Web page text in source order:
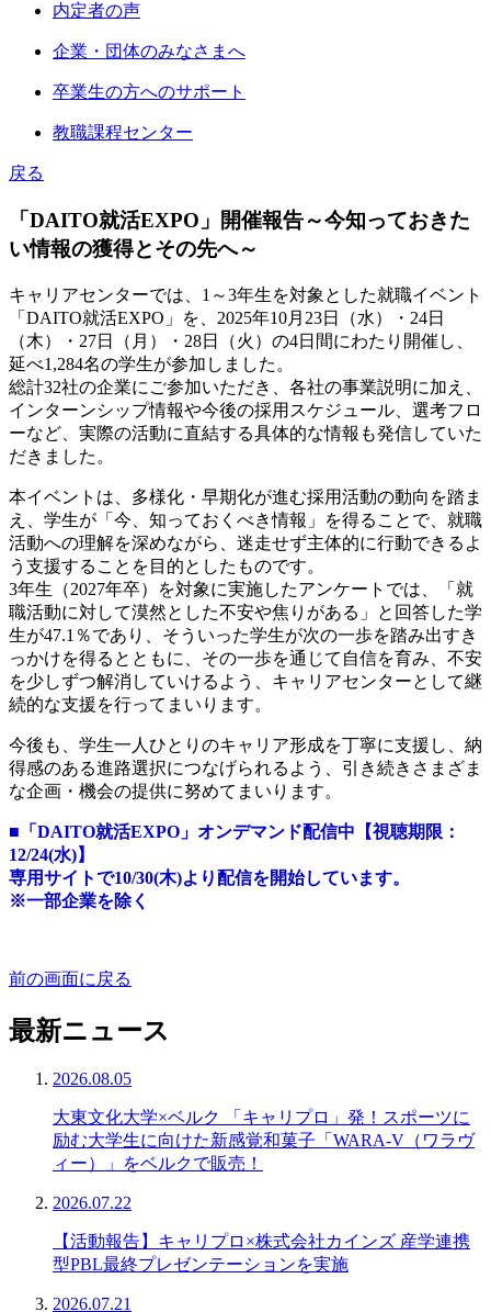
内定者の声
企業・団体のみなさまへ
卒業生の方へのサポート
教職課程センター
戻る
「DAITO就活EXPO」開催報告～今知っておきた
い情報の獲得とその先へ～
キャリアセンターでは、1～3年生を対象とした就職イベント
「DAITO就活EXPO」を、2025年10月23日（水）・24日
（木）・27日（月）・28日（火）の4日間にわたり開催し、
延べ1,284名の学生が参加しました。
総計32社の企業にご参加いただき、各社の事業説明に加え、
インターンシップ情報や今後の採用スケジュール、選考フロ
ーなど、実際の活動に直結する具体的な情報も発信していた
だきました。
本イベントは、多様化・早期化が進む採用活動の動向を踏ま
え、学生が「今、知っておくべき情報」を得ることで、就職
活動への理解を深めながら、迷走せず主体的に行動できるよ
う支援することを目的としたものです。
3年生（2027年卒）を対象に実施したアンケートでは、「就
職活動に対して漠然とした不安や焦りがある」と回答した学
生が47.1％であり、そういった学生が次の一歩を踏み出すき
っかけを得るとともに、その一歩を通じて自信を育み、不安
を少しずつ解消していけるよう、キャリアセンターとして継
続的な支援を行ってまいります。
今後も、学生一人ひとりのキャリア形成を丁寧に支援し、納
得感のある進路選択につなげられるよう、引き続きさまざま
な企画・機会の提供に努めてまいります。
■「DAITO就活EXPO」オンデマンド配信中【視聴期限：
12/24(水)】
専用サイトで10/30(木)より配信を開始しています。
※一部企業を除く
前の画面に戻る
最新ニュース
2026.08.05
大東文化大学×ベルク 「キャリプロ」発！スポーツに
励む大学生に向けた新感覚和菓子「WARA-V（ワラヴ
ィー）」をベルクで販売！
2026.07.22
【活動報告】キャリプロ×株式会社カインズ 産学連携
型PBL最終プレゼンテーションを実施
2026.07.21